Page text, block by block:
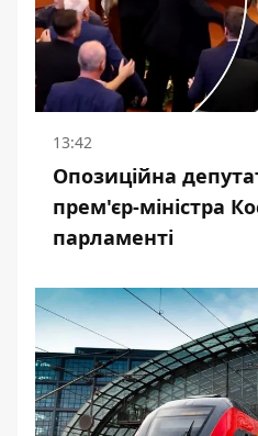
13:42
Опозиційна
прем'єр-міністра
парламенті